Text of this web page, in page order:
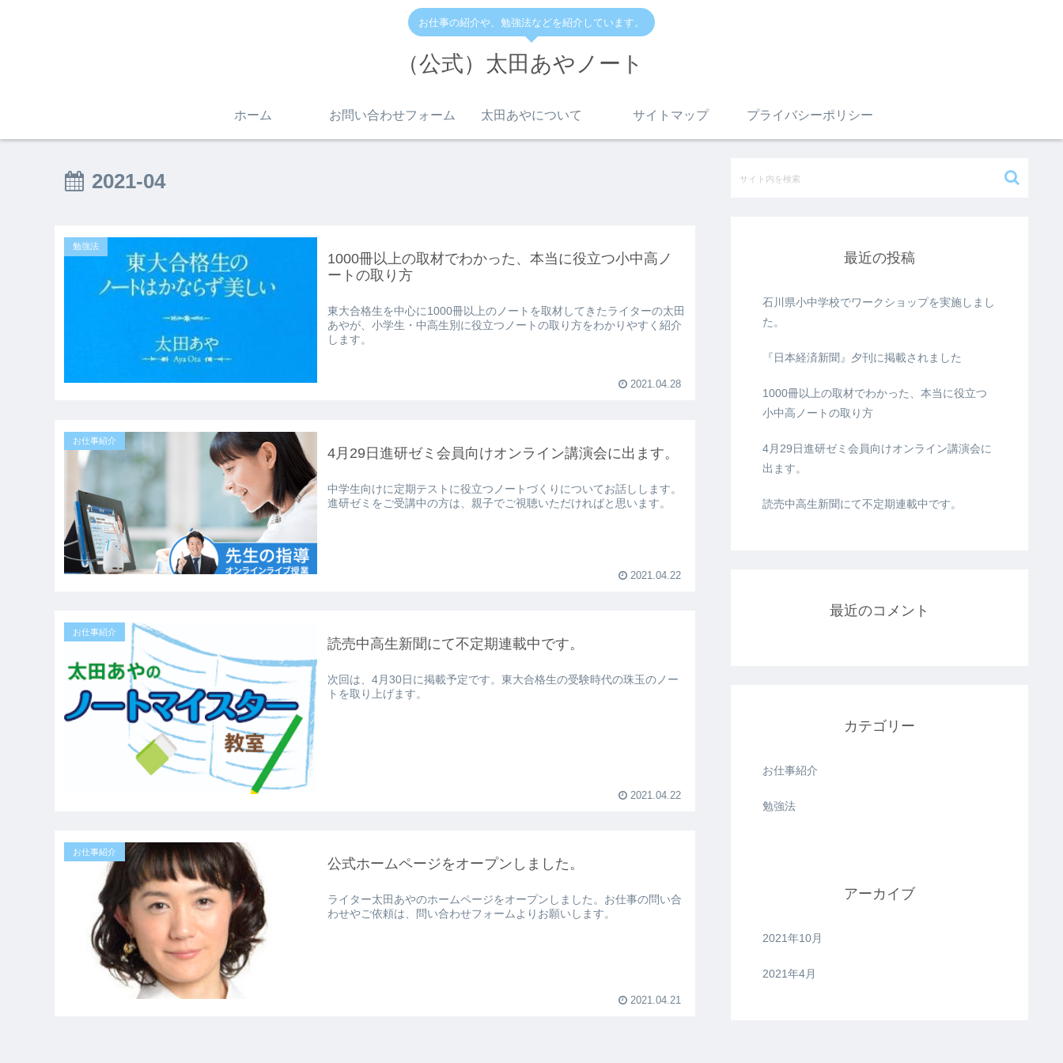
お仕事の紹介や、勉強法などを紹介しています。
（公式）太田あやノート
ホーム お問い合わせフォーム 太田あやについて サイトマップ プライバシーポリシー
2021-04
勉強法
1000冊以上の取材でわかった、本当に役立つ小中高ノ
ートの取り方
東大合格生を中心に1000冊以上のノートを取材してきたライターの太田
あやが、小学生・中高生別に役立つノートの取り方をわかりやすく紹介
します。
2021.04.28
お仕事紹介
4月29日進研ゼミ会員向けオンライン講演会に出ます。
中学生向けに定期テストに役立つノートづくりについてお話しします。
進研ゼミをご受講中の方は、親子でご視聴いただければと思います。
2021.04.22
お仕事紹介
読売中高生新聞にて不定期連載中です。
次回は、4月30日に掲載予定です。東大合格生の受験時代の珠玉のノー
トを取り上げます。
2021.04.22
お仕事紹介
公式ホームページをオープンしました。
ライター太田あやのホームページをオープンしました。お仕事の問い合
わせやご依頼は、問い合わせフォームよりお願いします。
2021.04.21
最近の投稿
石川県小中学校でワークショップを実施しまし
た。
『日本経済新聞』夕刊に掲載されました
1000冊以上の取材でわかった、本当に役立つ
小中高ノートの取り方
4月29日進研ゼミ会員向けオンライン講演会に
出ます。
読売中高生新聞にて不定期連載中です。
最近のコメント
カテゴリー
お仕事紹介
勉強法
アーカイブ
2021年10月
2021年4月